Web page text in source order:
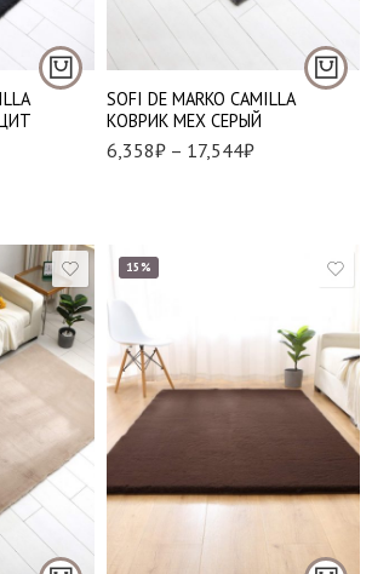
SOFI DE MARKO CAMILLA
КОВРИК МЕХ СЕРЫЙ
6,358₽ – 17,544₽
120*180 см
140*200 см
15%
120*180 см